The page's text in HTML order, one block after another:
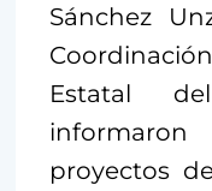
Sánchez
Estatal
proyectos